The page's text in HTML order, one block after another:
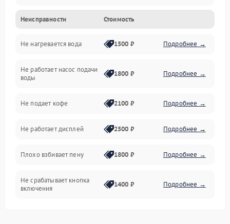
Прочие неисправности
Включение и работа
Проблемы с водой
Проблемы с капучинатором и паром
Управление и электроника
Программное обеспечение
Неисправности Стоимость
Не нагревается вода 1500 ₽ Подробнее →
Не работает насос подачи
воды
1800 ₽ Подробнее →
Не подает кофе 2100 ₽ Подробнее →
Не работает дисплей 2500 ₽ Подробнее →
Плохо взбивает пену 1800 ₽ Подробнее →
Не срабатывает кнопка
включения
1400 ₽ Подробнее →